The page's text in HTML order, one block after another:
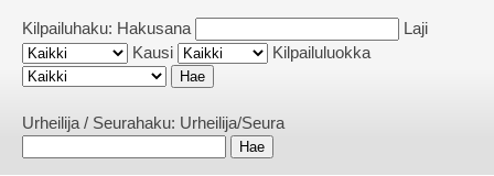
Kilpailuhaku: Hakusana
Laji
Kausi
Kilpailuluokka
Urheilija / Seurahaku: Urheilija/Seura